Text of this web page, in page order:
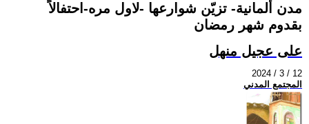
مدن ألمانية- تزيّن شوارعها -لاول مره-احتفالاً
بقدوم شهر رمضان
على عجيل منهل
2024 / 3 / 12
المجتمع المدني